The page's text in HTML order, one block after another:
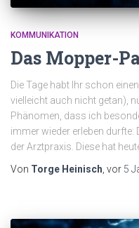
KOMMUNIKATION
Das Mopper-
Die Tage habt Ihr schon
vielleicht auch nicht getan),
Phänomen, dass ich
immer wieder erleben
der Arztpraxis. Diese hat
Von Torge Heinisch , vor 5